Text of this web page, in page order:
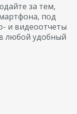
за тем,
под
и видеоотчеты
любой удобный